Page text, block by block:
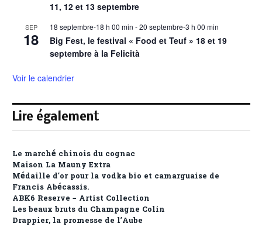
11, 12 et 13 septembre
SEP
18
18 septembre-18 h 00 min -20 septembre-3 h 00 min
Big Fest, le festival « Food et Teuf » 18 et 19
septembre à la Felicità
Voir le calendrier
Lire également
Le marché chinois du cognac
Maison La Mauny Extra
Médaille d’or pour la vodka bio et camarguaise de
Francis Abécassis.
ABK6 Reserve – Artist Collection
Les beaux bruts du Champagne Colin
Drappier, la promesse de l’Aube